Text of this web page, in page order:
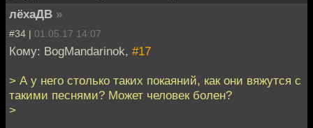
лёхаДВ »
#34 | 01.05.17 14:07
Кому: BogMandarinok, #17
> А у него столько таких покаяний, как они вяжутся с
такими песнями? Может человек болен?
>